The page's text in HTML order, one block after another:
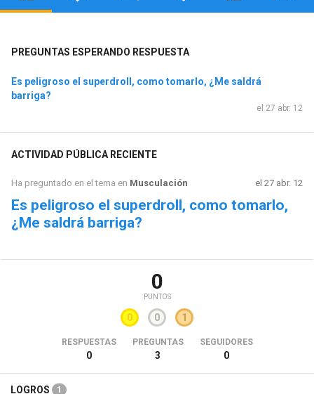
PREGUNTAS ESPERANDO RESPUESTA
Es peligroso el superdroll, como tomarlo, ¿Me saldrá
barriga?
el 27 abr. 12
ACTIVIDAD PÚBLICA RECIENTE
Ha preguntado en el tema en Musculación el 27 abr. 12
Es peligroso el superdroll, como tomarlo,
¿Me saldrá barriga?
0
PUNTOS
0 0 1
RESPUESTAS
0
PREGUNTAS
3
SEGUIDORES
0
LOGROS 1